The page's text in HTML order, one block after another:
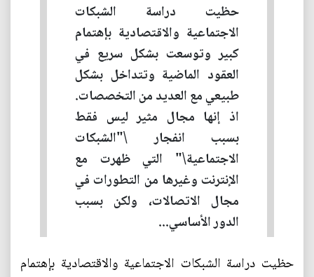
حظيت دراسة الشبكات
الاجتماعية والاقتصادية بإهتمام
كبير وتوسعت بشكل سريع في
العقود الماضية وتتداخل بشكل
طبيعي مع العديد من التخصصات.
اذ إنها مجال مثير ليس فقط
بسبب انفجار \"الشبكات
الاجتماعية\" التي ظهرت مع
الإنترنت وغيرها من التطورات في
مجال الاتصالات، ولكن بسبب
الدور الأساسي...
حظيت دراسة الشبكات الاجتماعية والاقتصادية بإهتمام